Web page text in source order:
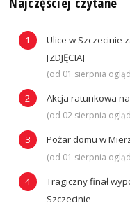
Ulice w Szczecinie
[ZDJĘCIA]
(od 01 sierpnia
Akcja ratunkowa
(od 02 sierpnia
Pożar domu w
(od 01 sierpnia
Tragiczny finał
Szczecinie